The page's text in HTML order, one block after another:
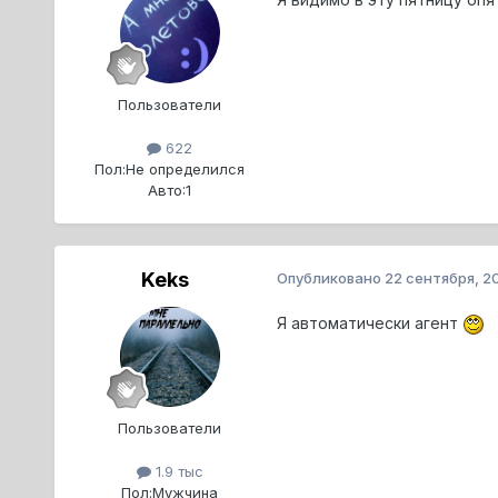
Пользователи
622
Пол:Не определился
Авто:1
Keks
Пользователи
1.9 тыс
Пол:Мужчина
Опубликовано 22 сентября,
Я автоматически агент